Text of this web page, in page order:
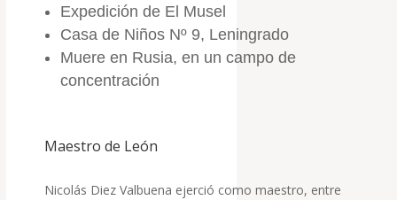
Expedición de El Musel
Casa de Niños Nº 9, Leningrado
Muere en Rusia, en un campo de
concentración
Maestro de León
Nicolás Diez Valbuena ejerció como maestro, entre